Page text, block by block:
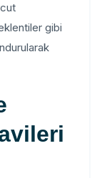
mevcut
beklentiler gibi